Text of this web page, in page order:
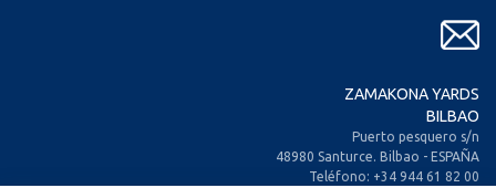
ZAMAKONA YARDS
BILBAO
Puerto pesquero s/n
48980 Santurce. Bilbao - ESPAÑA
Teléfono: +34 944 61 82 00